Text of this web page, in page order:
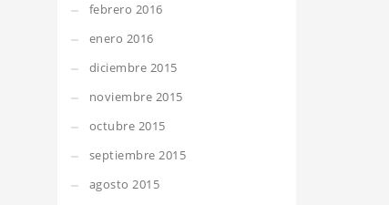
febrero 2016
enero 2016
diciembre 2015
noviembre 2015
octubre 2015
septiembre 2015
agosto 2015